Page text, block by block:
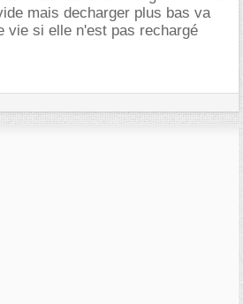
mais decharger plus bas va
vie si elle n'est pas rechargé